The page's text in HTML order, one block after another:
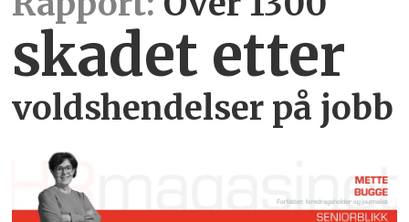
skadet etter
voldshendelser på jobb